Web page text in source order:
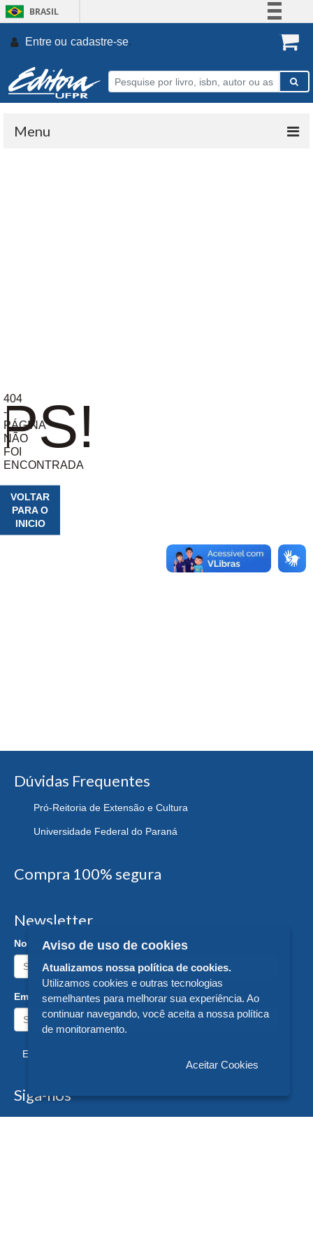
BRASIL
Participe
Entre ou cadastre-se.
Menu
404
-
PÁGINA
NÃO
FOI
ENCONTRADA
VOLTAR
PARA O
INICIO
Dúvidas Frequentes
Pró-Reitoria de Extensão e Cultura
Universidade Federal do Paraná
Compra 100% segura
Newsletter
Nome:
Email:
Enviar
Siga-nos
Aviso de uso de cookies
Atualizamos nossa política de cookies.
Utilizamos cookies e outras tecnologias
semelhantes para melhorar sua experiência. Ao
continuar navegando, você aceita a nossa política
de monitoramento.
Aceitar Cookies